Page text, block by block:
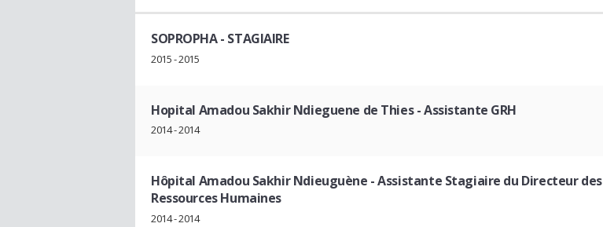
SOPROPHA- STAGIAIRE
2015 - 2015
Hopital Amadou Sakhir Ndieguene de Thies- Assistante GRH
2014 - 2014
Hôpital Amadou Sakhir Ndieuguène - Assistante Stagiaire du Directeur des
Ressources Humaines
2014 - 2014